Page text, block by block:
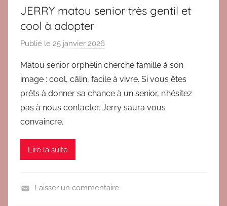
d
u
l
e
s
JERRY matou senior très gentil et
cool à adopter
Publié le 25 janvier 2026
r
V
E
R
Matou senior orphelin cherche famille à son
image : cool, câlin, facile à vivre. Si vous êtes
prêts à donner sa chance à un senior, n’hésitez
pas à nous contacter, Jerry saura vous
convaincre.
Lire la suite
Laisser un commentaire